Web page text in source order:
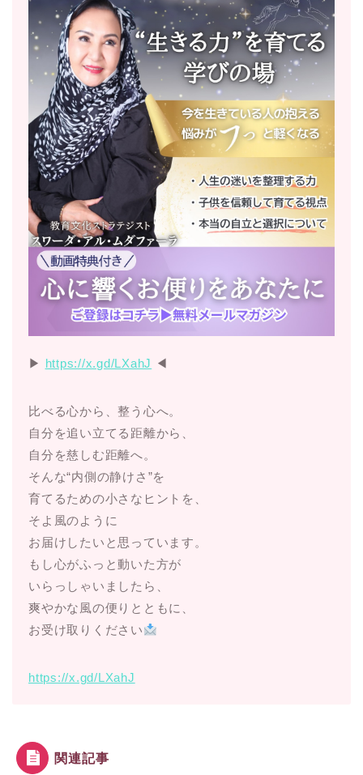
▶︎ https://x.gd/LXahJ ◀︎
比べる心から、整う心へ。
自分を追い立てる距離から、
自分を慈しむ距離へ。
そんな“内側の静けさ”を
育てるための小さなヒントを、
そよ風のように
お届けしたいと思っています。
もし心がふっと動いた方が
いらっしゃいましたら、
爽やかな風の便りとともに、
お受け取りください
https://x.gd/LXahJ
関連記事